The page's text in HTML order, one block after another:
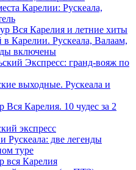
Карелии: Рускеала,
Вся Карелия и летние хиты
в Карелии. Рускеала, Валаам,
включены
Экспресс: гранд-вояж по
выходные. Рускеала и
Вся Карелия. 10 чудес за 2
экспресс
Рускеала: две легенды
туре
вся Карелия